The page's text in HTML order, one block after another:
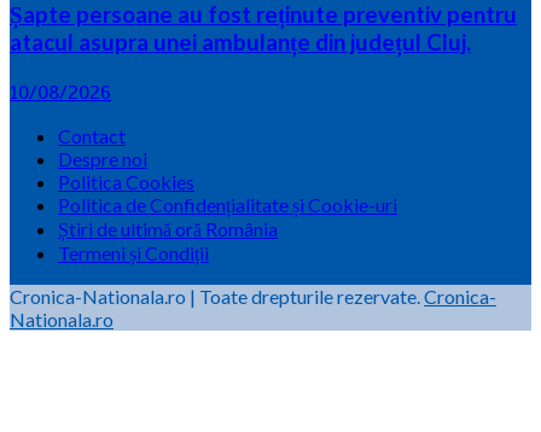
Șapte persoane au fost reținute preventiv pentru
atacul asupra unei ambulanțe din județul Cluj.
10/08/2026
Contact
Despre noi
Politica Cookies
Politica de Confidențialitate și Cookie-uri
Știri de ultimă oră România
Termeni și Condiții
Cronica-Nationala.ro | Toate drepturile rezervate.Cronica-
Nationala.ro